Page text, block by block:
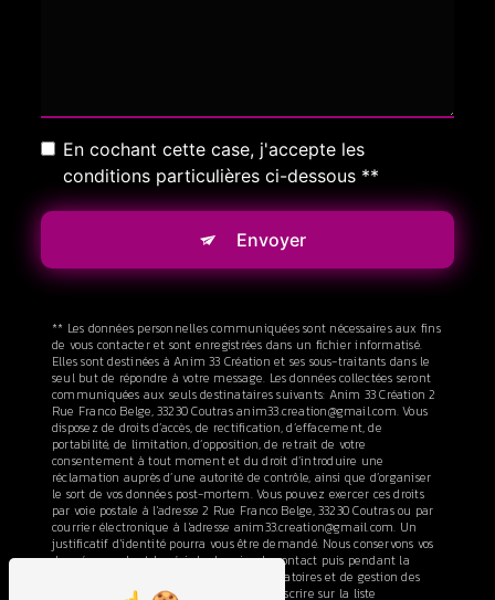
En cochant cette case, j'accepte les
conditions particulières ci-dessous **
Envoyer
** Les données personnelles communiquées sont nécessaires aux fins
de vous contacter et sont enregistrées dans un fichier informatisé.
Elles sont destinées à Anim 33 Création et ses sous-traitants dans le
seul but de répondre à votre message. Les données collectées seront
communiquées aux seuls destinataires suivants: Anim 33 Création 2
Rue Franco Belge, 33230 Coutras anim33.creation@gmail.com. Vous
disposez de droits d’accès, de rectification, d’effacement, de
portabilité, de limitation, d’opposition, de retrait de votre
consentement à tout moment et du droit d’introduire une
réclamation auprès d’une autorité de contrôle, ainsi que d’organiser
le sort de vos données post-mortem. Vous pouvez exercer ces droits
par voie postale à l'adresse 2 Rue Franco Belge, 33230 Coutras ou par
courrier électronique à l'adresse anim33.creation@gmail.com. Un
justificatif d'identité pourra vous être demandé. Nous conservons vos
données pendant la période de prise de contact puis pendant la
durée de prescription légale aux fins probatoires et de gestion des
contentieux. Vous avez le droit de vous inscrire sur la liste